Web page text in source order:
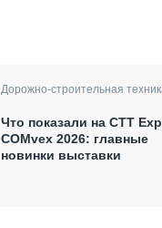
Дорожно-строительная
Что показали на CTT
COMvex 2026: главные
новинки выставки